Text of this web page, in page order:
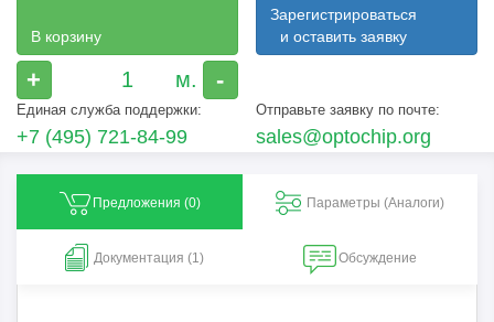
В корзину
+ -
Зарегистрироваться
и оставить заявку
Единая служба поддержки:
+7 (495) 721-84-99
Отправьте заявку по почте:
sales@optochip.org
Предложения (0) Параметры (Aналоги)
Документация (1) Обсуждение